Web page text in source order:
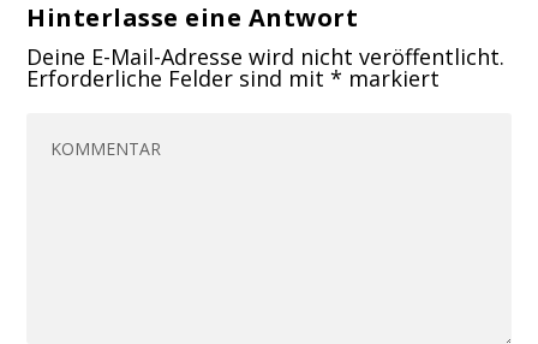
Hinterlasse eine Antwort
Deine E-Mail-Adresse wird nicht veröffentlicht.
Erforderliche Felder sind mit* markiert